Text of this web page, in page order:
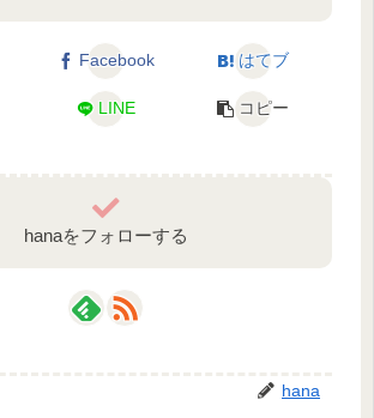
Facebook はてブ
LINE コピー
hanaをフォローする
hana